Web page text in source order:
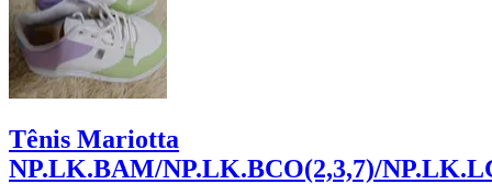
Tênis Mariotta
NP.LK.BAM/NP.LK.BCO(2,3,7)/